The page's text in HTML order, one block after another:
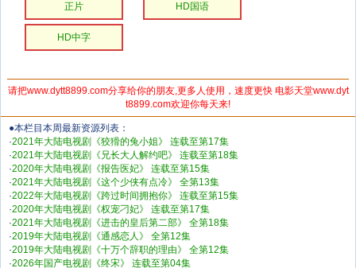
正片 HD国语
HD中字
请把www.dytt8899.com分享给你的朋友,更多人使用，速度更快 电影天堂www.dyt
t8899.com欢迎你每天来!
●本栏目本周最新资源列表：
·2021年大陆电视剧《狡猾的兔小姐》 连载至第17集
·2021年大陆电视剧《兄长大人解约吧》 连载至第18集
·2020年大陆电视剧《报告医妃》 连载至第15集
·2021年大陆电视剧《这个少侠有点冷》 全第13集
·2022年大陆电视剧《跨过时间拥抱你》 连载至第15集
·2020年大陆电视剧《权宠刁妃》 连载至第17集
·2021年大陆电视剧《进击的皇后第二部》 全第18集
·2019年大陆电视剧《通感恋人》 全第12集
·2019年大陆电视剧《十万个辞职的理由》 全第12集
·2026年国产电视剧《终宋》 连载至第04集